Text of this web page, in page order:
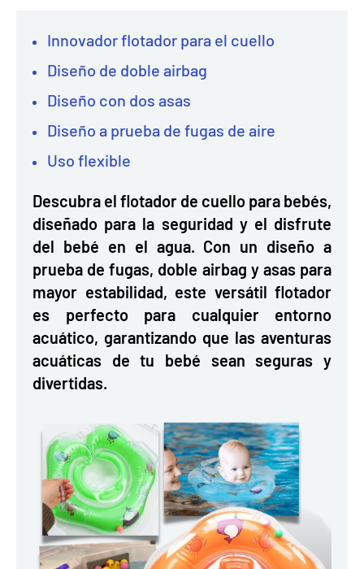
Innovador flotador para el cuello
Diseño de doble airbag
Diseño con dos asas
Diseño a prueba de fugas de aire
Uso flexible
Descubra el flotador de cuello para bebés,
diseñado para la seguridad y el disfrute
del bebé en el agua. Con un diseño a
prueba de fugas, doble airbag y asas para
mayor estabilidad, este versátil flotador
es perfecto para cualquier entorno
acuático, garantizando que las aventuras
acuáticas de tu bebé sean seguras y
divertidas.